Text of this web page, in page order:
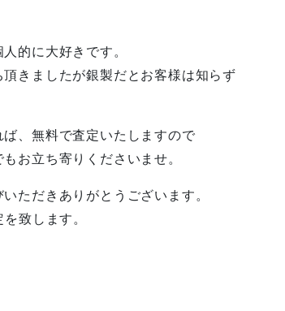
的に大好きです。
きましたが銀製だとお客様は知らず
、無料で査定いたしますので
お立ち寄りくださいませ。
ただきありがとうございます。
致します。